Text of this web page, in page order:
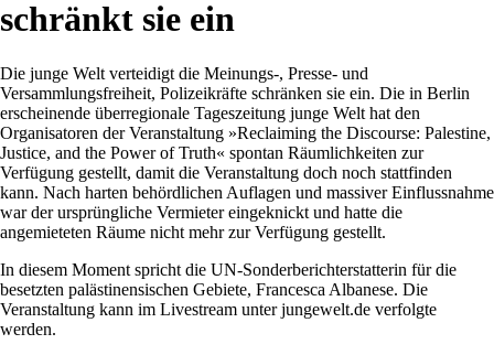
schränkt sie ein
Die junge Welt verteidigt die Meinungs-, Presse- und
Versammlungsfreiheit, Polizeikräfte schränken sie ein. Die in Berlin
erscheinende überregionale Tageszeitung junge Welt hat den
Organisatoren der Veranstaltung »Reclaiming the Discourse: Palestine,
Justice, and the Power of Truth« spontan Räumlichkeiten zur
Verfügung gestellt, damit die Veranstaltung doch noch stattfinden
kann. Nach harten behördlichen Auflagen und massiver Einflussnahme
war der ursprüngliche Vermieter eingeknickt und hatte die
angemieteten Räume nicht mehr zur Verfügung gestellt.
In diesem Moment spricht die UN-Sonderberichterstatterin für die
besetzten palästinensischen Gebiete, Francesca Albanese. Die
Veranstaltung kann im Livestream unter jungewelt.de verfolgte
werden.